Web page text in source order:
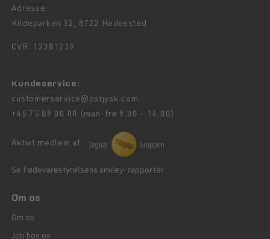
Adresse:
Kildeparken 32, 8722 Hedensted
CVR: 12381239
Kundeservice:
customerservice@ostjysk.com
+45 75 89 00 00 (man-fre 9.30 - 16.00)
Aktivt medlem af:
Se Fødevarestyrelsens smiley-rapporter
Om os
Om os
Job hos os